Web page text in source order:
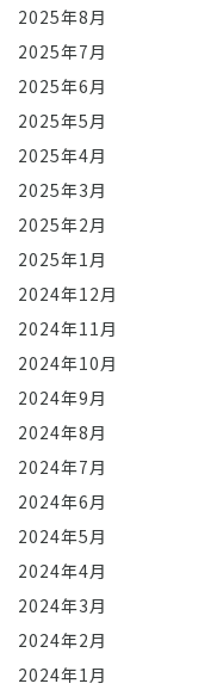
2025年8月
2025年7月
2025年6月
2025年5月
2025年4月
2025年3月
2025年2月
2025年1月
2024年12月
2024年11月
2024年10月
2024年9月
2024年8月
2024年7月
2024年6月
2024年5月
2024年4月
2024年3月
2024年2月
2024年1月